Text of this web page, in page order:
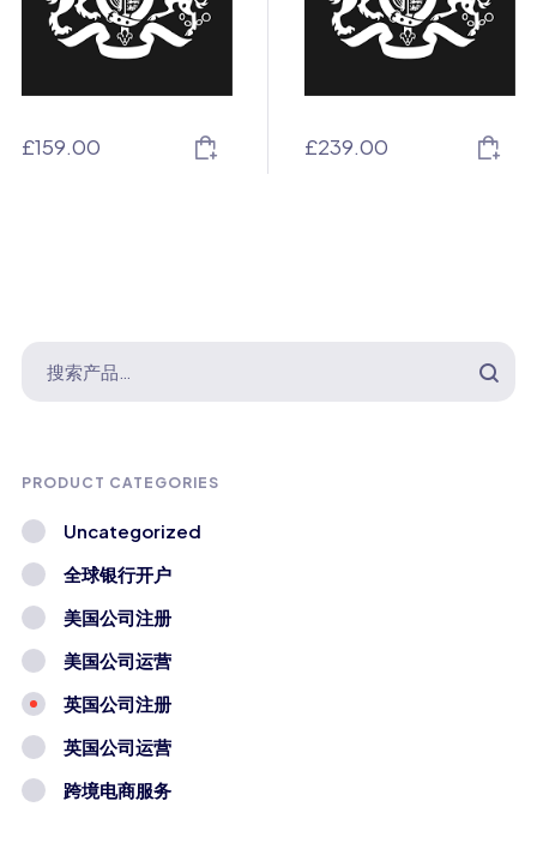
£159.00 £239.00
PRODUCT CATEGORIES
Uncategorized
全球银行开户
美国公司注册
美国公司运营
英国公司注册
英国公司运营
跨境电商服务